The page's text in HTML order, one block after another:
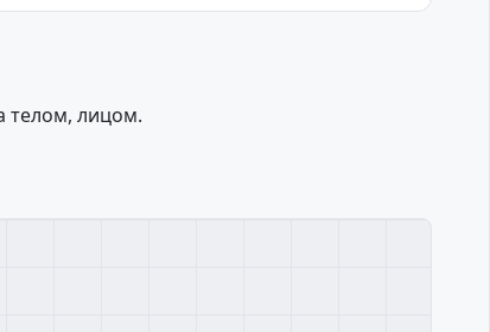
телом, лицом.